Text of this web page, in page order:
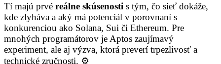
Tí majú prvé reálne skúsenosti s tým, čo sieť dokáže,
kde zlyháva a aký má potenciál v porovnaní s
konkurenciou ako Solana, Sui či Ethereum. Pre
mnohých programátorov je Aptos zaujímavý
experiment, ale aj výzva, ktorá preverí trpezlivosť a
technické zručnosti. ⚙️